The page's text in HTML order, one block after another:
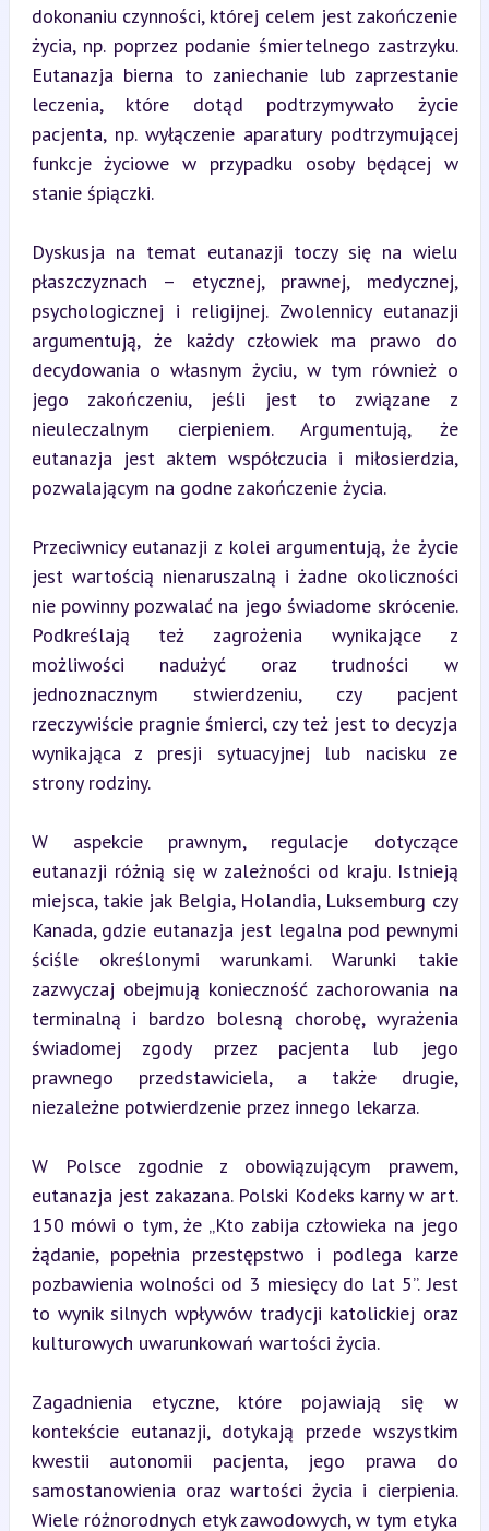
dokonaniu czynności, której celem jest zakończenie
życia, np. poprzez podanie śmiertelnego zastrzyku.
Eutanazja bierna to zaniechanie lub zaprzestanie
leczenia, które dotąd podtrzymywało życie
pacjenta, np. wyłączenie aparatury podtrzymującej
funkcje życiowe w przypadku osoby będącej w
stanie śpiączki.
Dyskusja na temat eutanazji toczy się na wielu
płaszczyznach – etycznej, prawnej, medycznej,
psychologicznej i religijnej. Zwolennicy eutanazji
argumentują, że każdy człowiek ma prawo do
decydowania o własnym życiu, w tym również o
jego zakończeniu, jeśli jest to związane z
nieuleczalnym cierpieniem. Argumentują, że
eutanazja jest aktem współczucia i miłosierdzia,
pozwalającym na godne zakończenie życia.
Przeciwnicy eutanazji z kolei argumentują, że życie
jest wartością nienaruszalną i żadne okoliczności
nie powinny pozwalać na jego świadome skrócenie.
Podkreślają też zagrożenia wynikające z
możliwości nadużyć oraz trudności w
jednoznacznym stwierdzeniu, czy pacjent
rzeczywiście pragnie śmierci, czy też jest to decyzja
wynikająca z presji sytuacyjnej lub nacisku ze
strony rodziny.
W aspekcie prawnym, regulacje dotyczące
eutanazji różnią się w zależności od kraju. Istnieją
miejsca, takie jak Belgia, Holandia, Luksemburg czy
Kanada, gdzie eutanazja jest legalna pod pewnymi
ściśle określonymi warunkami. Warunki takie
zazwyczaj obejmują konieczność zachorowania na
terminalną i bardzo bolesną chorobę, wyrażenia
świadomej zgody przez pacjenta lub jego
prawnego przedstawiciela, a także drugie,
niezależne potwierdzenie przez innego lekarza.
W Polsce zgodnie z obowiązującym prawem,
eutanazja jest zakazana. Polski Kodeks karny w art.
150 mówi o tym, że „Kto zabija człowieka na jego
żądanie, popełnia przestępstwo i podlega karze
pozbawienia wolności od 3 miesięcy do lat 5”. Jest
to wynik silnych wpływów tradycji katolickiej oraz
kulturowych uwarunkowań wartości życia.
Zagadnienia etyczne, które pojawiają się w
kontekście eutanazji, dotykają przede wszystkim
kwestii autonomii pacjenta, jego prawa do
samostanowienia oraz wartości życia i cierpienia.
Wiele różnorodnych etyk zawodowych, w tym etyka